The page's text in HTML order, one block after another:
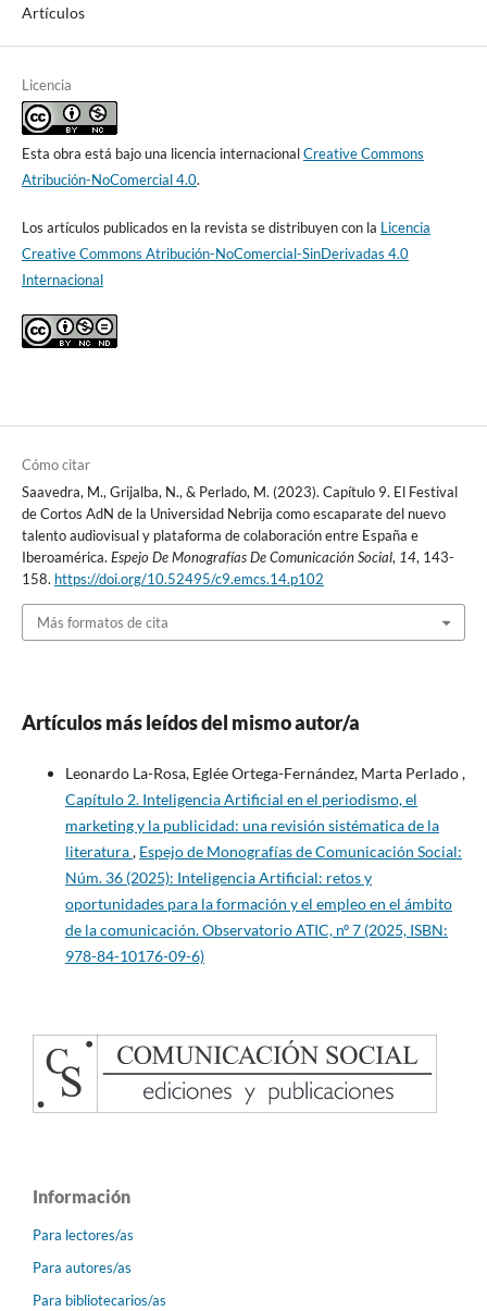
Artículos
Licencia
Esta obra está bajo una licencia internacionalCreative Commons
Atribución-NoComercial 4.0.
Los artículos publicados en la revista se distribuyen con la Licencia
Creative Commons Atribución-NoComercial-SinDerivadas 4.0
Internacional
Cómo citar
Saavedra, M., Grijalba, N., & Perlado, M. (2023). Capítulo 9. El Festival
de Cortos AdN de la Universidad Nebrija como escaparate del nuevo
talento audiovisual y plataforma de colaboración entre España e
Iberoamérica. Espejo De Monografías De Comunicación Social, 14, 143-
158. https://doi.org/10.52495/c9.emcs.14.p102
Más formatos de cita
Artículos más leídos del mismo autor/a
Leonardo La-Rosa, Eglée Ortega-Fernández, Marta Perlado ,
Capítulo 2. Inteligencia Artificial en el periodismo, el
marketing y la publicidad: una revisión sistématica de la
literatura, Espejo de Monografías de Comunicación Social:
Núm. 36 (2025): Inteligencia Artificial: retos y
oportunidades para la formación y el empleo en el ámbito
de la comunicación. Observatorio ATIC, nº 7 (2025, ISBN:
978-84-10176-09-6)
Información
Para lectores/as
Para autores/as
Para bibliotecarios/as